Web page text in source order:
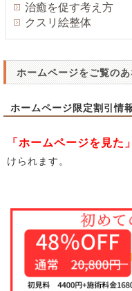
治癒を促す考え方
クスリ絵整体
ホームページをご覧の
ホームページ限定割引情
「ホームページを見た」
けられます。